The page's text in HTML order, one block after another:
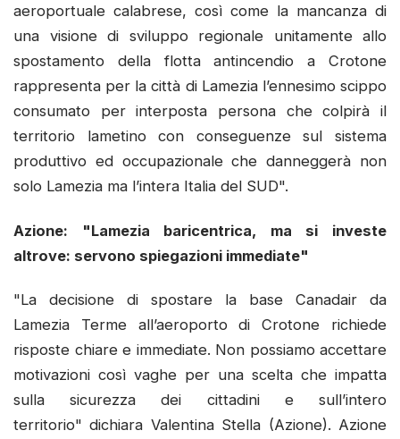
aeroportuale calabrese, così come la mancanza di
una visione di sviluppo regionale unitamente allo
spostamento della flotta antincendio a Crotone
rappresenta per la città di Lamezia l’ennesimo scippo
consumato per interposta persona che colpirà il
territorio lametino con conseguenze sul sistema
produttivo ed occupazionale che danneggerà non
solo Lamezia ma l’intera Italia del SUD".
Azione: "Lamezia baricentrica, ma si investe
altrove: servono spiegazioni immediate"
"La decisione di spostare la base Canadair da
Lamezia Terme all’aeroporto di Crotone richiede
risposte chiare e immediate. Non possiamo accettare
motivazioni così vaghe per una scelta che impatta
sulla sicurezza dei cittadini e sull’intero
territorio" dichiara Valentina Stella (Azione). Azione